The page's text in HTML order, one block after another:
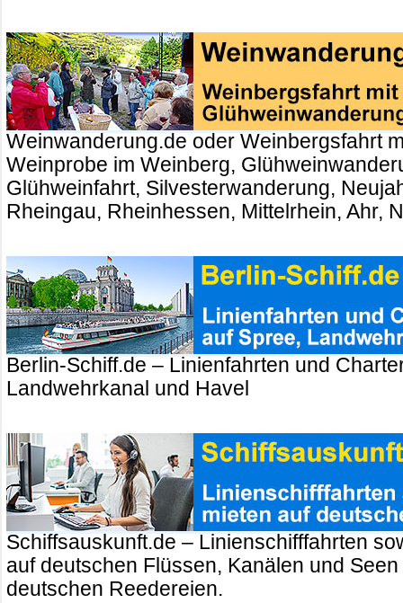
Weinwanderung.de oder Weinbergsfahrt
Weinprobe im Weinberg,
Glühweinfahrt, Silvesterwanderung,
Rheingau, Rheinhessen, Mittelrhein, Ahr,
Berlin-Schiff.de – Linienfahrten und
Landwehrkanal und Havel
Schiffsauskunft.de – Linienschifffahrten
auf deutschen Flüssen, Kanälen und
deutschen Reedereien.